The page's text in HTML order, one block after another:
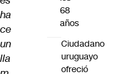
ha
ce
un
lla
68
años
Ciudadano
uruguayo
ofreció